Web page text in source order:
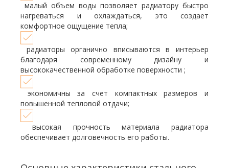
малый объем воды позволяет радиатору быстро
нагреваться и охлаждаться, это создает
комфортное ощущение тепла;
радиаторы органично вписываются в интерьер
благодаря современному дизайну и
высококачественной обработке поверхности ;
экономичны за счет компактных размеров и
повышенной тепловой отдачи;
высокая прочность материала радиатора
обеспечивает долговечность его работы.